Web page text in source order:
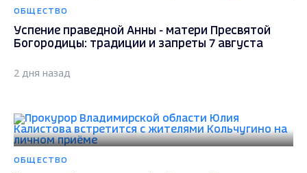
ОБЩЕСТВО
Успение праведной Анны - матери Пресвятой
Богородицы: традиции и запреты 7 августа
2 дня назад
ОБЩЕСТВО